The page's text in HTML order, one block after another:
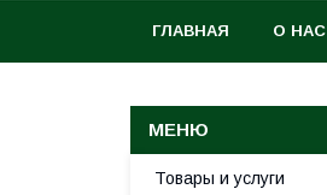
ГЛАВНАЯ О НАС
Товары и услуги